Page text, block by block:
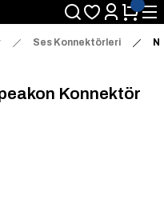
Ses Konnektörleri
Konnektör